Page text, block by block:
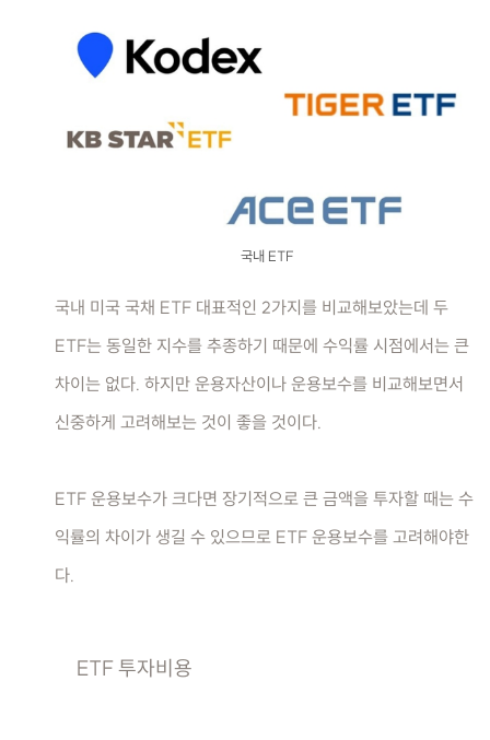
국내 ETF
국내 미국 국채 ETF 대표적인 2가지를 비교해보았는데 두
ETF는 동일한 지수를 추종하기 때문에 수익률 시점에서는 큰
차이는 없다. 하지만 운용자산이나 운용보수를 비교해보면서
신중하게 고려해보는 것이 좋을 것이다.
ETF 운용보수가 크다면 장기적으로 큰 금액을 투자할 때는 수
익률의 차이가 생길 수 있으므로 ETF 운용보수를 고려해야한
다.
ETF 투자비용